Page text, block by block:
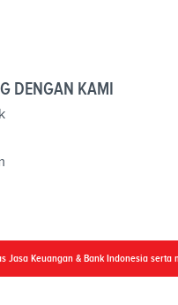
DENGAN KAMI
Jasa Keuangan & Bank Indonesia serta